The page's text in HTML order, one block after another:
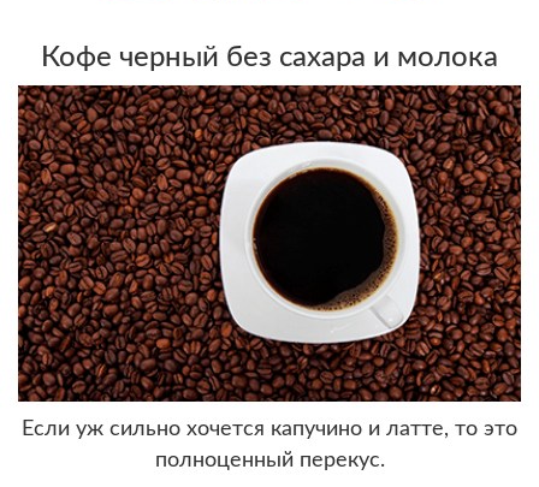
Кофе черный без сахара и молока
Если уж сильно хочется капучино и латте, то это
полноценный перекус.